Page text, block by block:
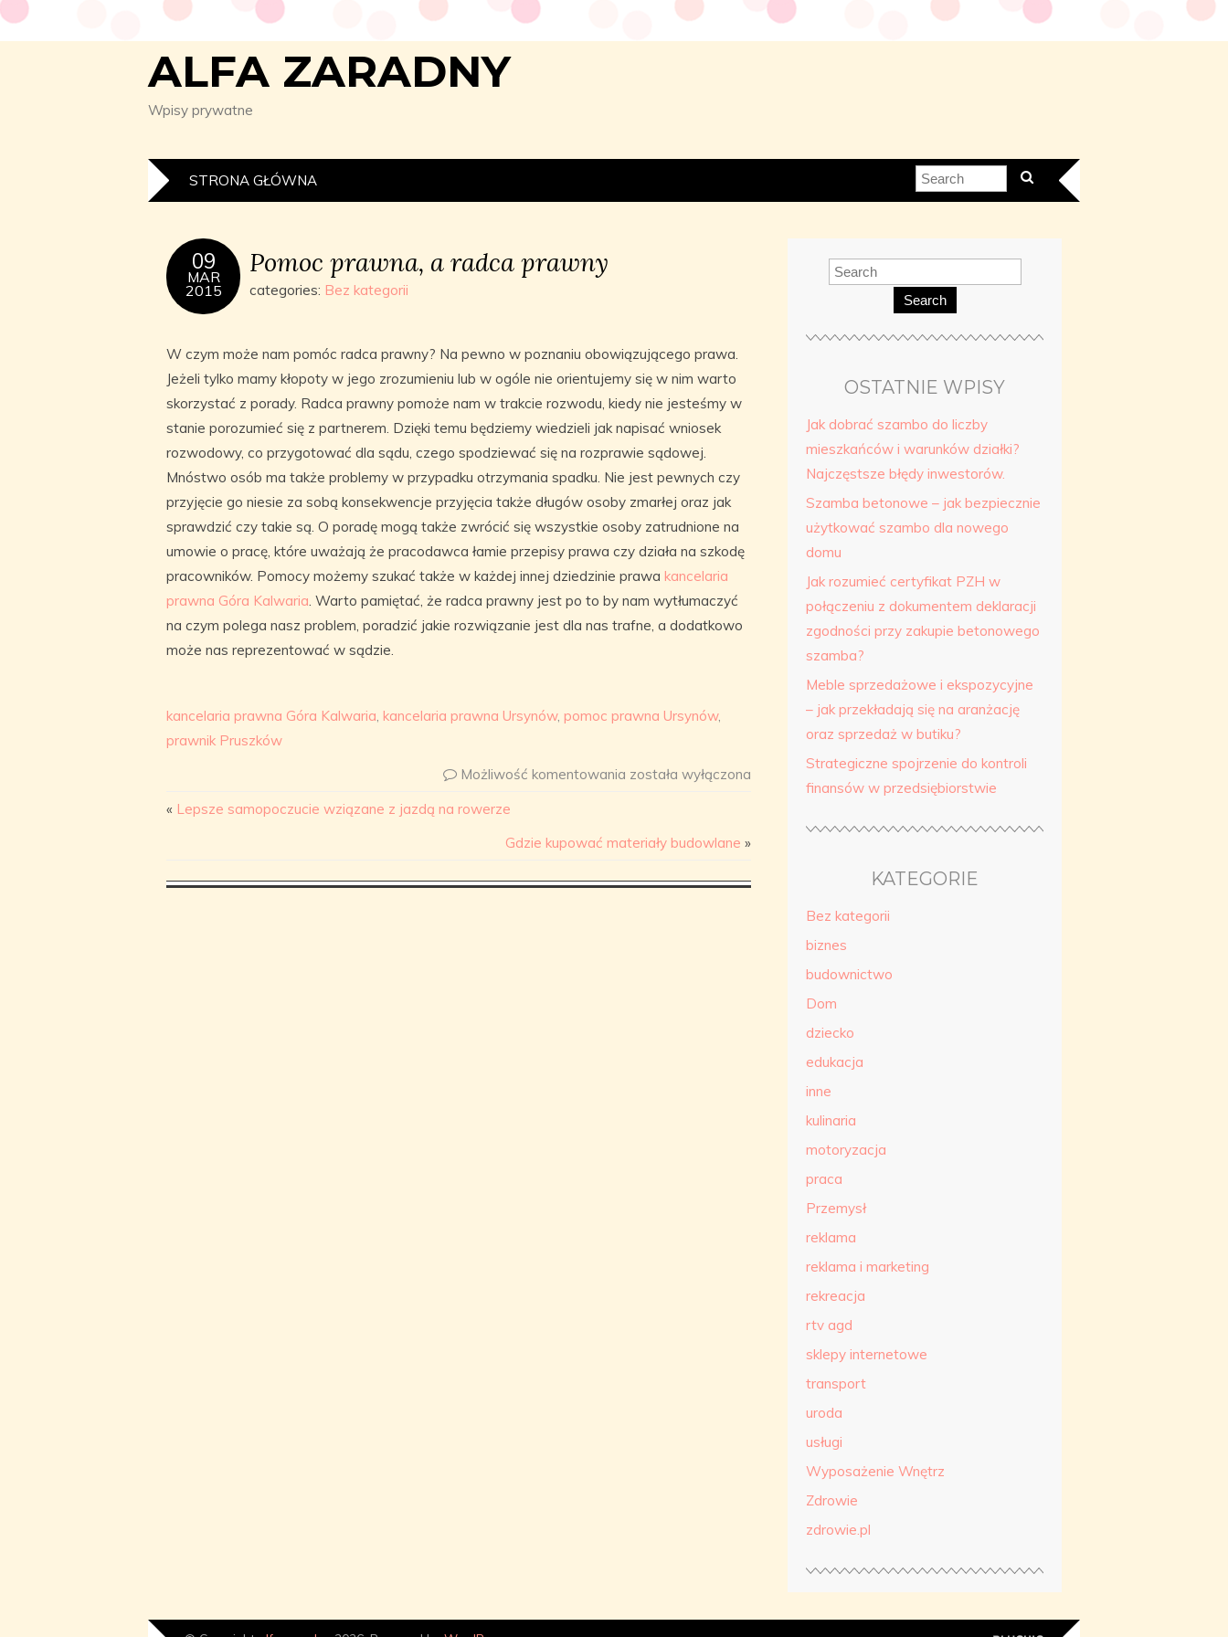
ALFA ZARADNY
Wpisy prywatne
STRONA GŁÓWNA
09
MAR
2015
Pomoc prawna, a radca prawny
categories: Bez kategorii
W czym może nam pomóc radca prawny? Na pewno w poznaniu obowiązującego prawa.
Jeżeli tylko mamy kłopoty w jego zrozumieniu lub w ogóle nie orientujemy się w nim warto
skorzystać z porady. Radca prawny pomoże nam w trakcie rozwodu, kiedy nie jesteśmy w
stanie porozumieć się z partnerem. Dzięki temu będziemy wiedzieli jak napisać wniosek
rozwodowy, co przygotować dla sądu, czego spodziewać się na rozprawie sądowej.
Mnóstwo osób ma także problemy w przypadku otrzymania spadku. Nie jest pewnych czy
przyjęcie go niesie za sobą konsekwencje przyjęcia także długów osoby zmarłej oraz jak
sprawdzić czy takie są. O poradę mogą także zwrócić się wszystkie osoby zatrudnione na
umowie o pracę, które uważają że pracodawca łamie przepisy prawa czy działa na szkodę
pracowników. Pomocy możemy szukać także w każdej innej dziedzinie prawa kancelaria
prawna Góra Kalwaria. Warto pamiętać, że radca prawny jest po to by nam wytłumaczyć
na czym polega nasz problem, poradzić jakie rozwiązanie jest dla nas trafne, a dodatkowo
może nas reprezentować w sądzie.
kancelaria prawna Góra Kalwaria, kancelaria prawna Ursynów, pomoc prawna Ursynów,
prawnik Pruszków
Możliwość komentowania została wyłączona
« Lepsze samopoczucie wziązane z jazdą na rowerze
Gdzie kupować materiały budowlane »
Search
OSTATNIE WPISY
Jak dobrać szambo do liczby
mieszkańców i warunków działki?
Najczęstsze błędy inwestorów.
Szamba betonowe – jak bezpiecznie
użytkować szambo dla nowego
domu
Jak rozumieć certyfikat PZH w
połączeniu z dokumentem deklaracji
zgodności przy zakupie betonowego
szamba?
Meble sprzedażowe i ekspozycyjne
– jak przekładają się na aranżację
oraz sprzedaż w butiku?
Strategiczne spojrzenie do kontroli
finansów w przedsiębiorstwie
KATEGORIE
Bez kategorii
biznes
budownictwo
Dom
dziecko
edukacja
inne
kulinaria
motoryzacja
praca
Przemysł
reklama
reklama i marketing
rekreacja
rtv agd
sklepy internetowe
transport
uroda
usługi
Wyposażenie Wnętrz
Zdrowie
zdrowie.pl